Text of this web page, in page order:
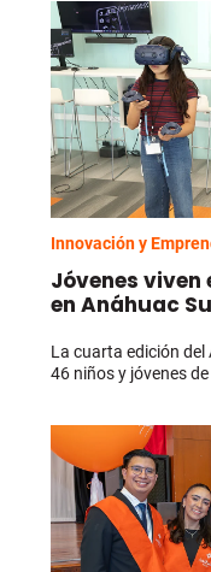
Innovación y
Jóvenes
en Anáhuac
La cuarta edición
46 niños y jóvenes